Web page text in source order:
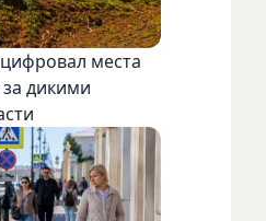
места
дикими